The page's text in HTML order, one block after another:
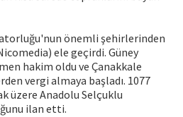
önemli şehirlerinden
ele geçirdi. Güney
hakim oldu ve Çanakkale
vergi almaya başladı. 1077
üzere Anadolu Selçuklu
ilan etti.